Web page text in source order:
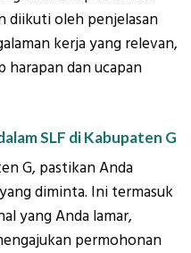
diikuti oleh penjelasan
kerja yang relevan,
harapan dan ucapan
SLF di Kabupaten G
G, pastikan Anda
diminta. Ini termasuk
yang Anda lamar,
permohonan